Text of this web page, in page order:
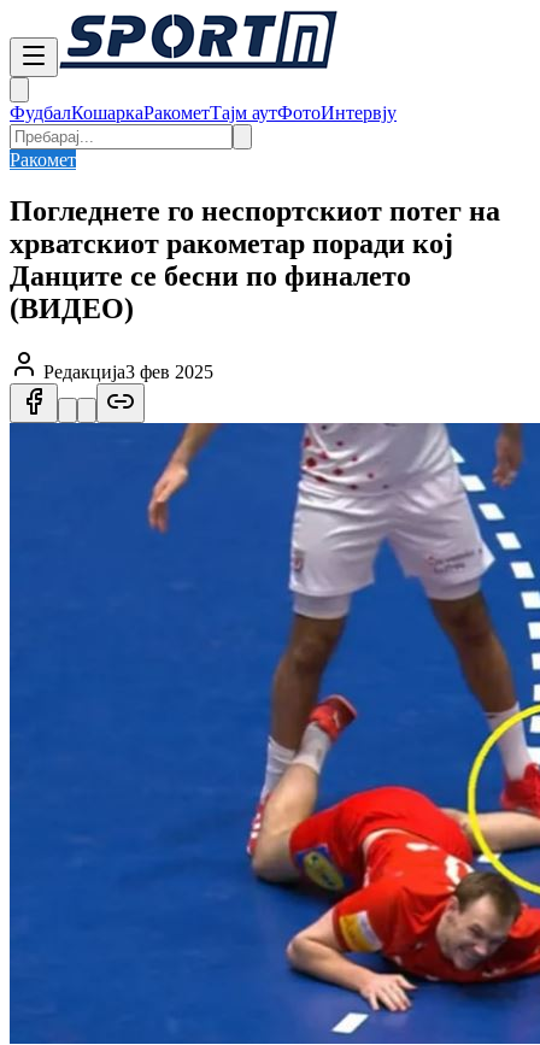
ФудбалКошаркаРакометТајм аутФотоИнтервју
Ракомет
Погледнете го неспортскиот потег на
хрватскиот ракометар поради кој
Данците се бесни по финалето
(ВИДЕО)
Редакција3 фев 2025